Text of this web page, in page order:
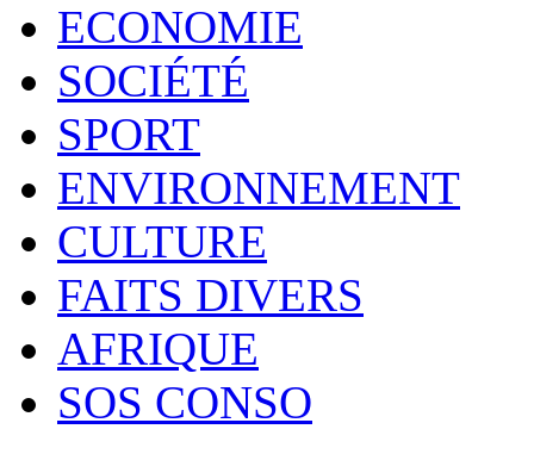
ECONOMIE
SOCIÉTÉ
SPORT
ENVIRONNEMENT
CULTURE
FAITS DIVERS
AFRIQUE
SOS CONSO